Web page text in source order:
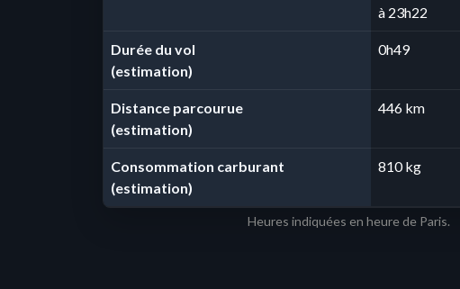
à 23h22
Durée du vol
(estimation)
0h49
Distance parcourue
(estimation)
446 km
Consommation carburant
(estimation)
810 kg
Heures indiquées en heure de Paris.